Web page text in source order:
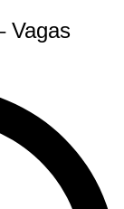
Vagas